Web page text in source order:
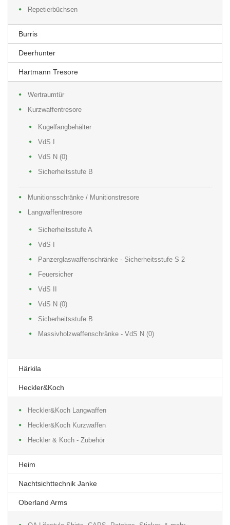
Repetierbüchsen
Burris
Deerhunter
Hartmann Tresore
Wertraumtür
Kurzwaffentresore
Kugelfangbehälter
VdS I
VdS N (0)
Sicherheitsstufe B
Munitionsschränke / Munitionstresore
Langwaffentresore
Sicherheitsstufe A
VdS I
Panzerglaswaffenschränke - Sicherheitsstufe S 2
Feuersicher
VdS II
VdS N (0)
Sicherheitsstufe B
Massivholzwaffenschränke - VdS N (0)
Härkila
Heckler&Koch
Heckler&Koch Langwaffen
Heckler&Koch Kurzwaffen
Heckler & Koch - Zubehör
Heim
Nachtsichttechnik Janke
Oberland Arms